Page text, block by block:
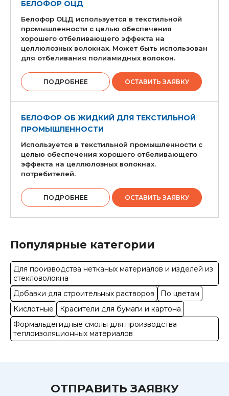
БЕЛОФОР ОЦД
Белофор ОЦД используется в текстильной
промышленности с целью обеспечения
хорошего отбеливающего эффекта на
целлюлозных волокнах. Может быть использован
для отбеливания полиамидных волокон.
ПОДРОБНЕЕ ОСТАВИТЬ ЗАЯВКУ
БЕЛОФОР ОБ ЖИДКИЙ ДЛЯ ТЕКСТИЛЬНОЙ
ПРОМЫШЛЕННОСТИ
Используется в текстильной промышленности с
целью обеспечения хорошего отбеливающего
эффекта на целлюлозных волокнах.
потребителей.
ПОДРОБНЕЕ ОСТАВИТЬ ЗАЯВКУ
Популярные категории
Для производства нетканых материалов и изделей из
стекловолокна
Добавки для строительных растворов
По цветам
Кислотные
Красители для бумаги и картона
Формальдегидные смолы для производства
теплоизоляционных материалов
ОТПРАВИТЬ ЗАЯВКУ